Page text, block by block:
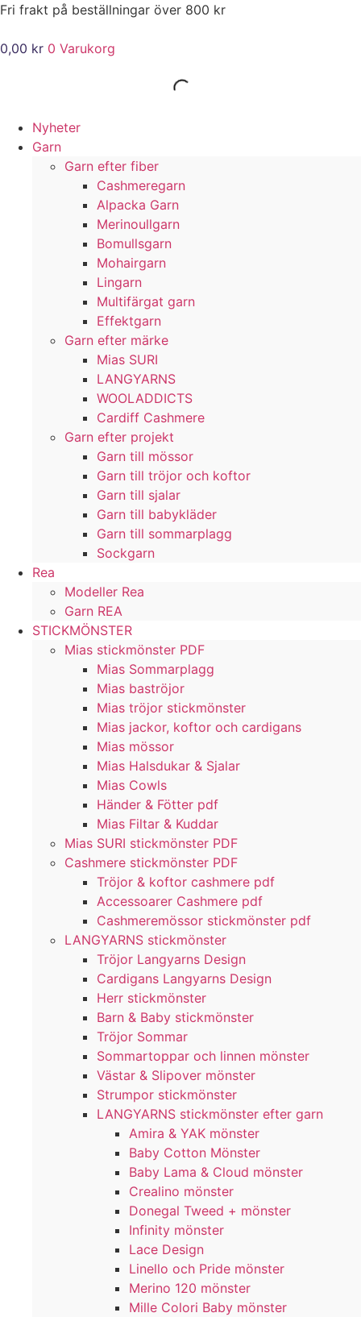
Hoppa
innehåll
Fri frakt på beställningar över 800 kr
0,00 kr 0 Varukorg
Nyheter
Garn
Garn efter fiber
Cashmeregarn
Alpacka Garn
Merinoullgarn
Bomullsgarn
Mohairgarn
Lingarn
Multifärgat garn
Effektgarn
Garn efter märke
Mias SURI
LANGYARNS
WOOLADDICTS
Cardiff Cashmere
Garn efter projekt
Garn till mössor
Garn till tröjor och koftor
Garn till sjalar
Garn till babykläder
Garn till sommarplagg
Sockgarn
Rea
Modeller Rea
Garn REA
STICKMÖNSTER
Mias stickmönster PDF
Mias Sommarplagg
Mias baströjor
Mias tröjor stickmönster
Mias jackor, koftor och cardigans
Mias mössor
Mias Halsdukar & Sjalar
Mias Cowls
Händer & Fötter pdf
Mias Filtar & Kuddar
Mias SURI stickmönster PDF
Cashmere stickmönster PDF
Tröjor & koftor cashmere pdf
Accessoarer Cashmere pdf
Cashmeremössor stickmönster pdf
LANGYARNS stickmönster
Tröjor Langyarns Design
Cardigans Langyarns Design
Herr stickmönster
Barn & Baby stickmönster
Tröjor Sommar
Sommartoppar och linnen mönster
Västar & Slipover mönster
Strumpor stickmönster
LANGYARNS stickmönster efter garn
Amira & YAK mönster
Baby Cotton Mönster
Baby Lama & Cloud mönster
Crealino mönster
Donegal Tweed + mönster
Infinity mönster
Lace Design
Linello och Pride mönster
Merino 120 mönster
Mille Colori Baby mönster